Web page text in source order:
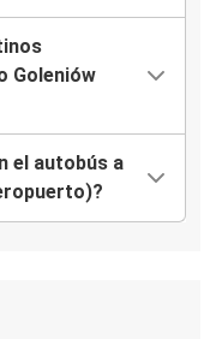
Goleniów
el autobús a